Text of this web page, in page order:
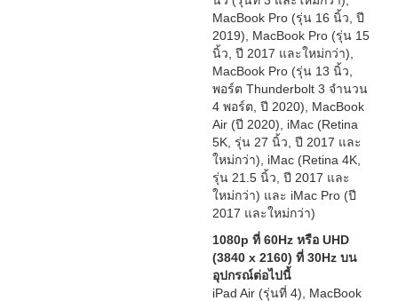
MacBook Pro (รุ่น 16 นิ้ว, ปี
2019), MacBook Pro (รุ่น 15
นิ้ว, ปี 2017 และใหม่กว่า),
MacBook Pro (รุ่น 13 นิ้ว,
พอร์ต Thunderbolt 3 จำนวน
4 พอร์ต, ปี 2020), MacBook
Air (ปี 2020), iMac (Retina
5K, รุ่น 27 นิ้ว, ปี 2017 และ
ใหม่กว่า), iMac (Retina 4K,
รุ่น 21.5 นิ้ว, ปี 2017 และ
ใหม่กว่า) และ iMac Pro (ปี
2017 และใหม่กว่า)
1080p ที่ 60Hz หรือ UHD
(3840 x 2160) ที่ 30Hz บน
อุปกรณ์ต่อไปนี้
iPad Air (รุ่นที่ 4), MacBook